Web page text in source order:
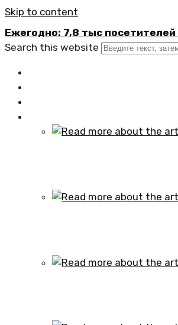
Skip to content
Ежегодно: 7,8 тыс посетителей
Search this website